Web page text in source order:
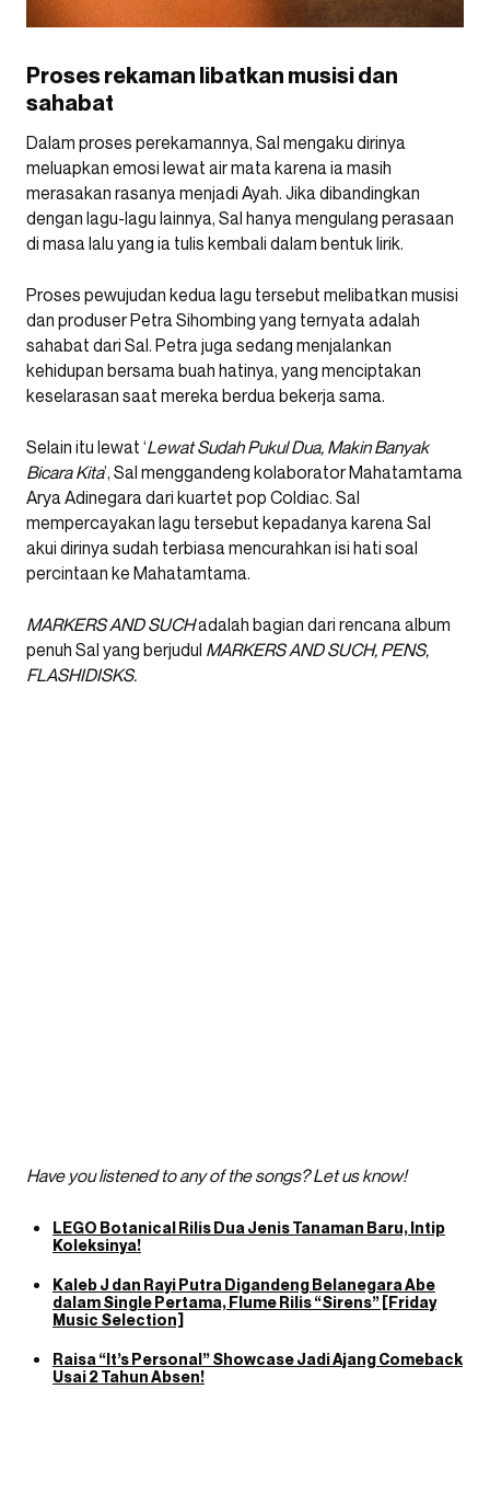
Proses rekaman libatkan musisi dan
sahabat
Dalam proses perekamannya, Sal mengaku dirinya
meluapkan emosi lewat air mata karena ia masih
merasakan rasanya menjadi Ayah. Jika dibandingkan
dengan lagu-lagu lainnya, Sal hanya mengulang perasaan
di masa lalu yang ia tulis kembali dalam bentuk lirik.
Proses pewujudan kedua lagu tersebut melibatkan musisi
dan produser Petra Sihombing yang ternyata adalah
sahabat dari Sal. Petra juga sedang menjalankan
kehidupan bersama buah hatinya, yang menciptakan
keselarasan saat mereka berdua bekerja sama.
Selain itu lewat ‘Lewat Sudah Pukul Dua, Makin Banyak
Bicara Kita’, Sal menggandeng kolaborator Mahatamtama
Arya Adinegara dari kuartet pop Coldiac. Sal
mempercayakan lagu tersebut kepadanya karena Sal
akui dirinya sudah terbiasa mencurahkan isi hati soal
percintaan ke Mahatamtama.
MARKERS AND SUCHadalah bagian dari rencana album
penuh Sal yang berjudul MARKERS AND SUCH, PENS,
FLASHIDISKS.
Have you listened to any of the songs? Let us know!
LEGO Botanical Rilis Dua Jenis Tanaman Baru, Intip
Koleksinya!
Kaleb J dan Rayi Putra Digandeng Belanegara Abe
dalam Single Pertama, Flume Rilis “Sirens” [Friday
Music Selection]
Raisa “It’s Personal” Showcase Jadi Ajang Comeback
Usai 2 Tahun Absen!